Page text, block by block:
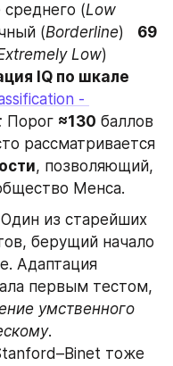
(Low
(Borderline) 69
Low
IQ по шкале
-
Порог ≈130 баллов
рассматривается
, позволяющий,
Менса.
Один из старейших
берущий начало
Адаптация
первым тестом,
умственного
.
тоже